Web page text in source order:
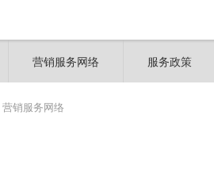
营销服务网络 服务政策
销服务网络